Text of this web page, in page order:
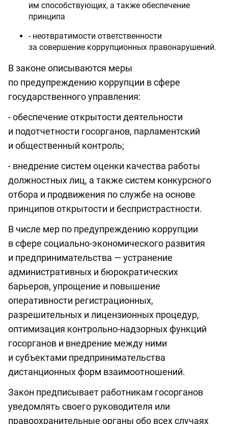
им способствующих, а также обеспечение
принципа
- неотвратимости ответственности
за совершение коррупционных правонарушений.
В законе описываются меры
по предупреждению коррупции в сфере
государственного управления:
- обеспечение открытости деятельности
и подотчетности госорганов, парламентский
и общественный контроль;
- внедрение систем оценки качества работы
должностных лиц, а также систем конкурсного
отбора и продвижения по службе на основе
принципов открытости и беспристрастности.
В числе мер по предупреждению коррупции
в сфере социально-экономического развития
и предпринимательства — устранение
административных и бюрократических
барьеров, упрощение и повышение
оперативности регистрационных,
разрешительных и лицензионных процедур,
оптимизация контрольно-надзорных функций
госорганов и внедрение между ними
и субъектами предпринимательства
дистанционных форм взаимоотношений.
Закон предписывает работникам госорганов
уведомлять своего руководителя или
правоохранительные органы обо всех случаях